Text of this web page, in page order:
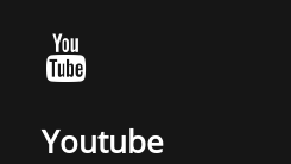
Youtube